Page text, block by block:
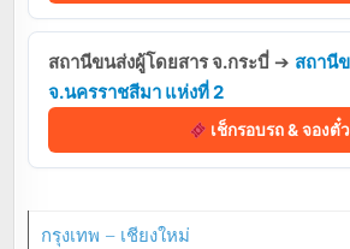
สถานีขนส่งผู้โดยสาร จ.กระบี่ ➔ สถานี
จ.นครราชสีมา แห่งที่ 2
เช็กรอบรถ & จองตั๋ว
กรุงเทพ – เชียงใหม่